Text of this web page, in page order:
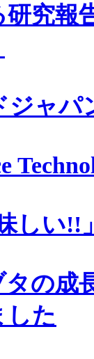
究報
ジャパ
しい!!
タの成
した